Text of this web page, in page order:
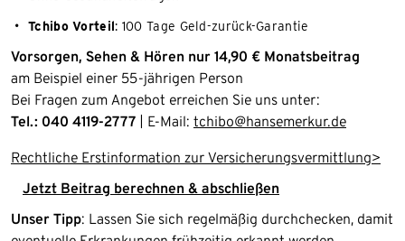
Tchibo Vorteil: 100 Tage Geld-zurück-Garantie
Vorsorgen, Sehen & Hören nur 14,90 € Monatsbeitrag
am Beispiel einer 55-jährigen Person
Bei Fragen zum Angebot erreichen Sie uns unter:
Tel.: 040 4119-2777 | E-Mail: tchibo@hansemerkur.de
Rechtliche Erstinformation zur Versicherungsvermittlung>
Jetzt Beitrag berechnen & abschließen
Unser Tipp: Lassen Sie sich regelmäßig durchchecken, damit